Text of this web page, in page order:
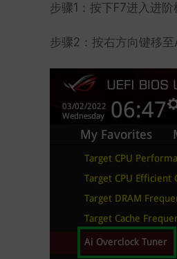
步骤1：按下F7进入进阶
步骤2：按右方向键移